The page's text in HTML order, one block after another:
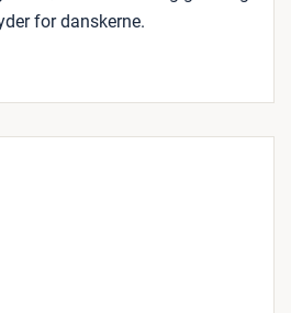
for danskerne.